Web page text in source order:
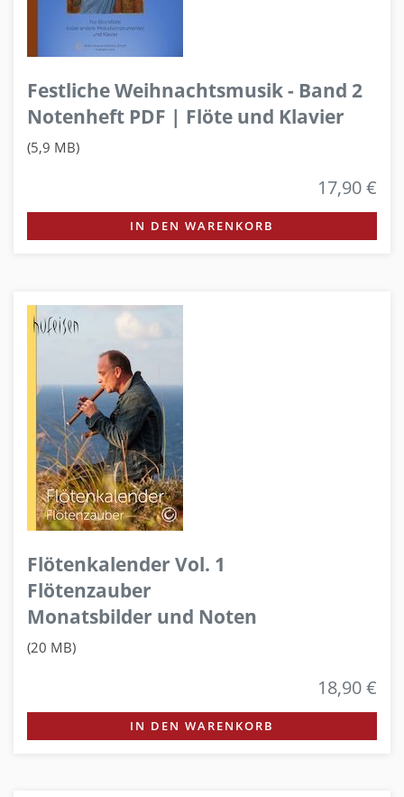
Festliche Weihnachtsmusik - Band 2
Notenheft PDF | Flöte und Klavier
(5,9 MB)
17,90 €
IN DEN WARENKORB
Flötenkalender Vol. 1
Flötenzauber
Monatsbilder und Noten
(20 MB)
18,90 €
IN DEN WARENKORB